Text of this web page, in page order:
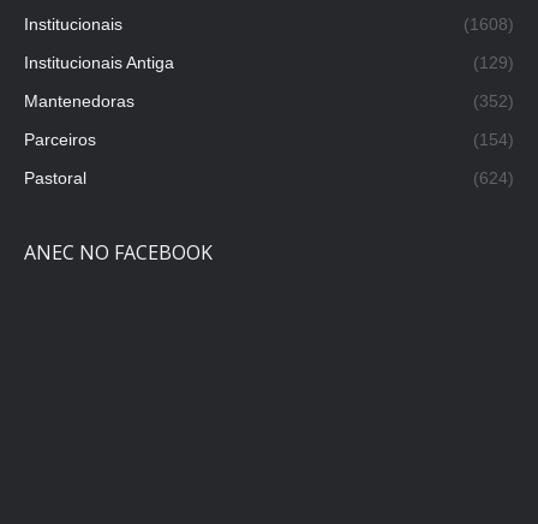
Institucionais
(1608)
Institucionais Antiga
(129)
Mantenedoras
(352)
Parceiros
(154)
Pastoral
(624)
ANEC NO FACEBOOK